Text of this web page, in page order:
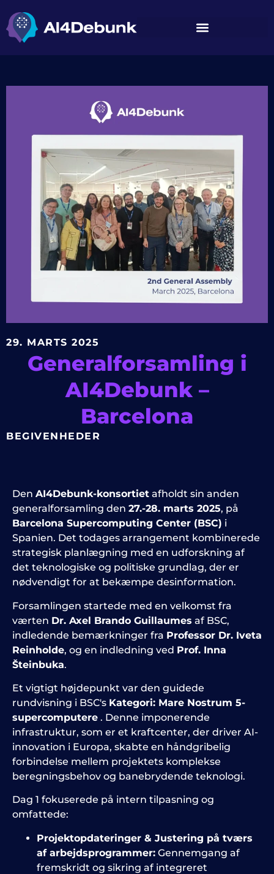
29. MARTS 2025
Generalforsamling i
AI4Debunk –
Barcelona
BEGIVENHEDER
Den AI4Debunk-konsortiet afholdt sin anden
generalforsamling den 27.-28. marts 2025, på
Barcelona Supercomputing Center (BSC) i
Spanien. Det todages arrangement kombinerede
strategisk planlægning med en udforskning af
det teknologiske og politiske grundlag, der er
nødvendigt for at bekæmpe desinformation.
Forsamlingen startede med en velkomst fra
værten Dr. Axel Brando Guillaumes af BSC,
indledende bemærkninger fra Professor Dr. Iveta
Reinholde, og en indledning ved Prof. Inna
Šteinbuka.
Et vigtigt højdepunkt var den guidede
rundvisning i BSC's Kategori: Mare Nostrum 5-
supercomputere . Denne imponerende
infrastruktur, som er et kraftcenter, der driver AI-
innovation i Europa, skabte en håndgribelig
forbindelse mellem projektets komplekse
beregningsbehov og banebrydende teknologi.
Dag 1 fokuserede på intern tilpasning og
omfattede:
Projektopdateringer & Justering på tværs
af arbejdsprogrammer: Gennemgang af
fremskridt og sikring af integreret